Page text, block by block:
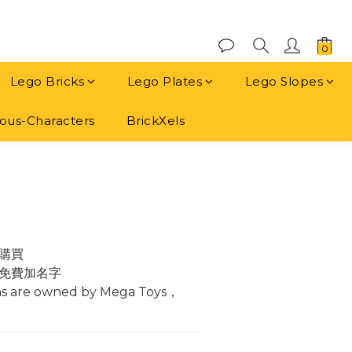
Lego Bricks Lego Plates Lego Slopes
Characters BrickXels
買
費加名字
are owned by Mega Toys，